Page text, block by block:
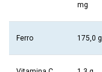
mg
Ferro 175,0 g